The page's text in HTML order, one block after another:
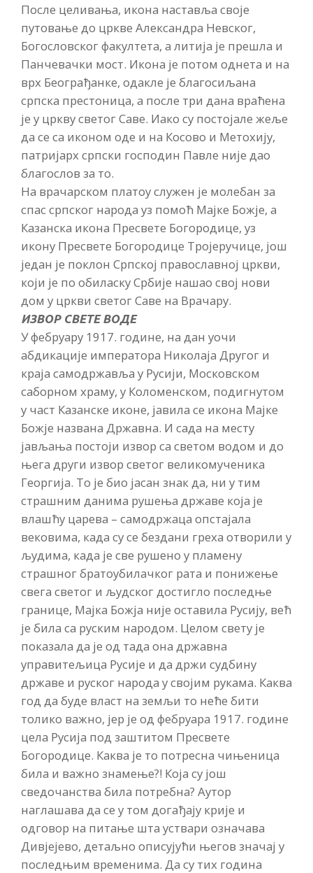
После целивања, икона наставља своје
путовање до цркве Александра Невског,
Богословског факултета, а литија је прешла и
Панчевачки мост. Икона је потом однета и на
врх Београђанке, одакле је благосиљана
српска престоница, а после три дана враћена
је у цркву светог Саве. Иако су постојале жеље
да се са иконом оде и на Косово и Метохију,
патријарх српски господин Павле није дао
благослов за то.
На врачарском платоу служен је молебан за
спас српског народа уз помоћ Мајке Божје, а
Казанска икона Пресвете Богородице, уз
икону Пресвете Богородице Тројеручице, још
један је поклон Српској православној цркви,
који је по обиласку Србије нашао свој нови
дом у цркви светог Саве на Врачару.
ИЗВОР СВЕТЕ ВОДЕ
У фебруару 1917. године, на дан уочи
абдикације императора Николаја Другог и
краја самодржавља у Русији, Московском
саборном храму, у Коломенском, подигнутом
у част Казанске иконе, јавила се икона Мајке
Божје названа Државна. И сада на месту
јављања постоји извор са светом водом и до
њега други извор светог великомученика
Георгија. То је био јасан знак да, ни у тим
страшним данима рушења државе која је
влашћу царева – самодржаца опстајала
вековима, када су се бездани греха отворили у
људима, када је све рушено у пламену
страшног братоубилачког рата и понижење
свега светог и људског достигло последње
границе, Мајка Божја није оставила Русију, већ
је била са руским народом. Целом свету је
показала да је од тада она државна
управитељица Русије и да држи судбину
државе и руског народа у својим рукама. Каква
год да буде власт на земљи то неће бити
толико важно, јер је од фебруара 1917. године
цела Русија под заштитом Пресвете
Богородице. Каква је то потресна чињеница
била и важно знамење?! Која су још
сведочанства била потребна? Аутор
наглашава да се у том догађају крије и
одговор на питање шта уствари означава
Дивјејево, детаљно описујући његов значај у
последњим временима. Да су тих година